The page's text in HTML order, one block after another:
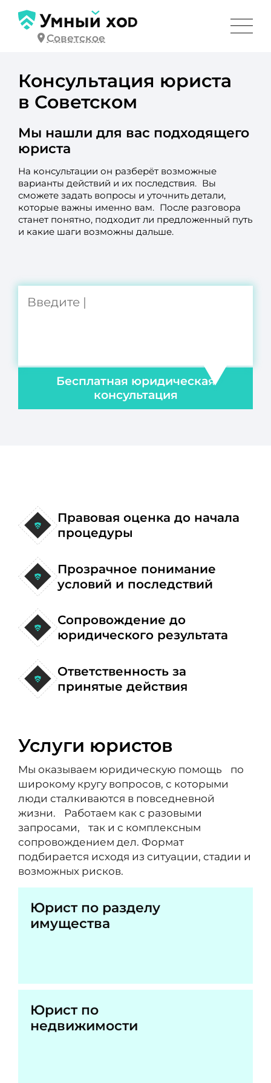
Советское
Консультация юриста
в Советском
Мы нашли для вас подходящего
юриста
На консультации он разберёт возможные
варианты действий и их последствия. Вы
сможете задать вопросы и уточнить детали,
которые важны именно вам. После разговора
станет понятно, подходит ли предложенный путь
и какие шаги возможны дальше.
Бесплатная юридическая
консультация
Правовая оценка до начала
процедуры
Прозрачное понимание
условий и последствий
Сопровождение до
юридического результата
Ответственность за
принятые действия
Услуги юристов
Мы оказываем юридическую помощь по
широкому кругу вопросов, с которыми
люди сталкиваются в повседневной
жизни. Работаем как с разовыми
запросами, так и с комплексным
сопровождением дел. Формат
подбирается исходя из ситуации, стадии и
возможных рисков.
Юрист по разделу
имущества
Юрист по
недвижимости